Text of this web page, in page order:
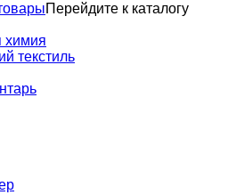
Перейдите к каталогу
химия
текстиль